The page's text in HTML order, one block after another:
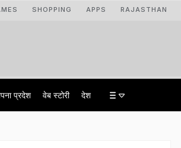
SHOPPING APPS RAJASTHAN
प्रदेश वेब स्टोरी देश